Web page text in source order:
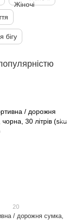
бігу
20
/ дорожня сумка,